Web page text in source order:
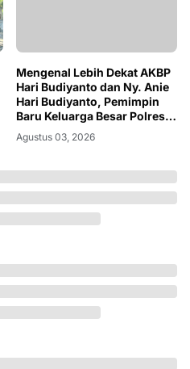
Mengenal Lebih Dekat AKBP
Hari Budiyanto dan Ny. Anie
Hari Budiyanto, Pemimpin
Baru Keluarga Besar Polres
Soppeng
Agustus 03, 2026